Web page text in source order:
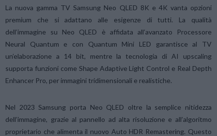
La nuova gamma TV Samsung Neo QLED 8K e 4K vanta opzioni
premium che si adattano alle esigenze di tutti. La qualità
dell’immagine su Neo QLED è affidata all’avanzato Processore
Neural Quantum e con Quantum Mini LED garantisce al TV
un’elaborazione a 14 bit, mentre la tecnologia di AI upscaling
supporta funzioni come Shape Adaptive Light Control e Real Depth
Enhancer Pro, per immagini tridimensionali e realistiche.
Nel 2023 Samsung porta Neo QLED oltre la semplice nitidezza
dell’immagine, grazie al pannello ad alta risoluzione e all’algoritmo
proprietario che alimenta il nuovo Auto HDR Remastering. Questo